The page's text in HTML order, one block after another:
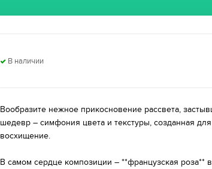
В наличии
Вообразите нежное прикосновение рассвета,
шедевр – симфония цвета и текстуры, созданная для
восхищение.
В самом сердце композиции – **французская роза**